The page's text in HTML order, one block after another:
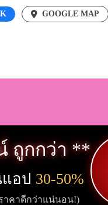
GOOGLE MAP
ถูกกว่า **
อป 30-50%
าคาดีกว่าแน่นอน!)